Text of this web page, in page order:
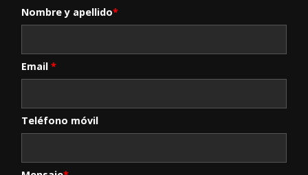
Nombre y apellido*
Email *
Teléfono móvil